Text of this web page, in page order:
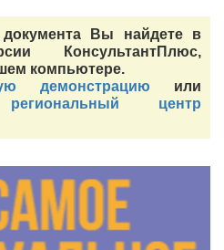
Вы найдете в
КонсультантПлюс,
компьютере.
демонстрацию или
региональный центр